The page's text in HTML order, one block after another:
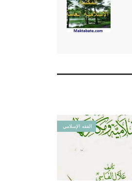
الفقه الإسلامي